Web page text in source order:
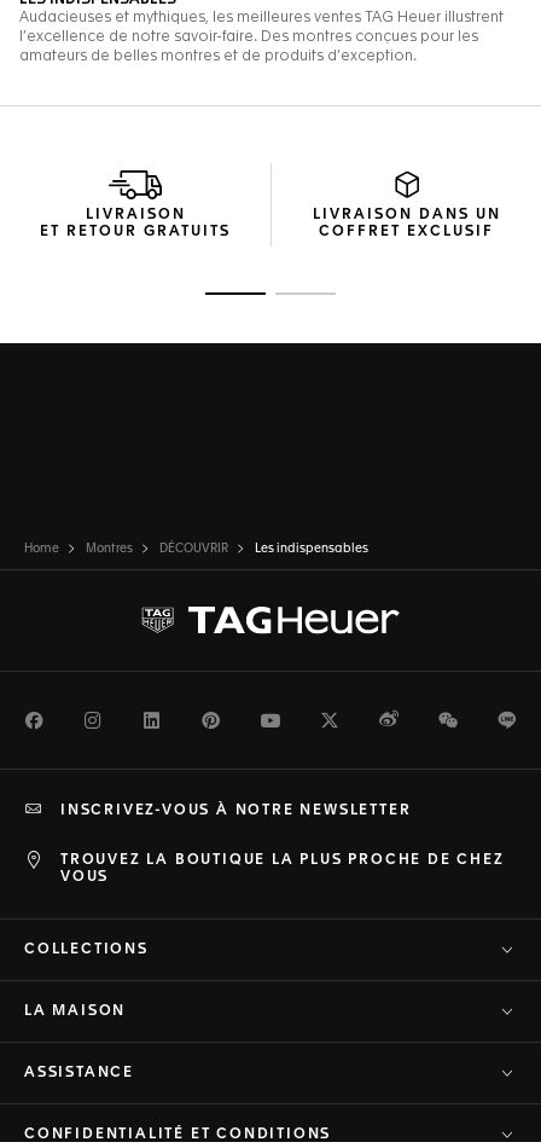
LIVRAISON
ET RETOUR GRATUITS
LIVRAISON DANS UN
COFFRET EXCLUSIF
Home Montres DÉCOUVRIR Les indispensables
FacebookInstagramLinkedInPinterestYoutubeTwitterWeiboWeChat
TROUVEZ LA BOUTIQUE LA PLUS PROCHE DE CHEZ
VOUS
INSCRIVEZ-VOUS À NOTRE NEWSLETTER
COLLECTIONS
LA MAISON
ASSISTANCE
CONFIDENTIALITÉ ET CONDITIONS